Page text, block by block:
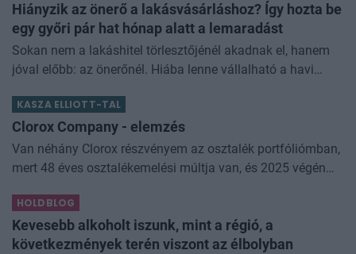
Hiányzik az önerő a lakásvásárláshoz? Így hozta be
egy győri pár hat hónap alatt a lemaradást
Sokan nem a lakáshitel törlesztőjénél akadnak el, hanem
jóval előbb: az önerőnél. Hiába lenne vállalható a havi
kell rakni. Z
KASZA ELLIOTT-TAL
Clorox Company - elemzés
Van néhány Clorox részvényem az osztalék portfóliómban,
mert 48 éves osztalékemelési múltja van, és 2025 végén
dividend king-et. Azt
HOLDBLOG
Kevesebb alkoholt iszunk, mint a régió, a
következmények terén viszont az élbolyban